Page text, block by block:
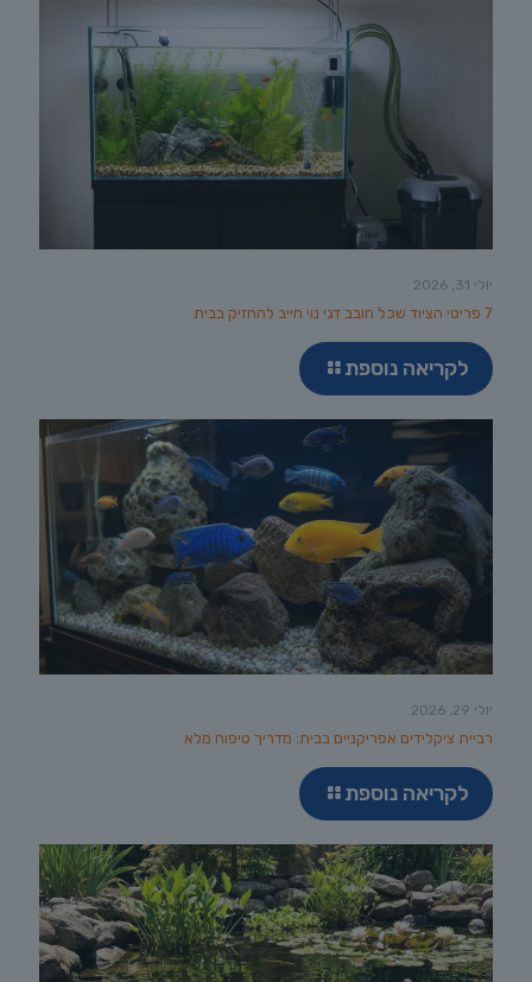
יולי 31, 2026
7 פריטי הציוד שכל חובב דגי נוי חייב להחזיק בבית
לקריאה נוספת
יולי 29, 2026
רביית ציקלידים אפריקניים בבית: מדריך טיפוח מלא
לקריאה נוספת